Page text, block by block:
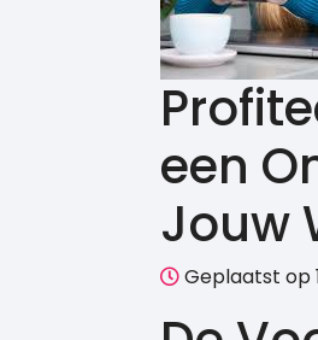
een
Jouw
Geplaatst op